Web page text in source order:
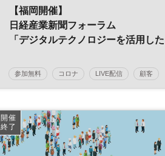
【福岡開催】
日経産業新聞フォーラム
「デジタルテクノロジーを活用した
参加無料 コロナ LIVE配信 顧客
生産性向上 デジタル化
日経産業新聞フォーラム
開催
終了